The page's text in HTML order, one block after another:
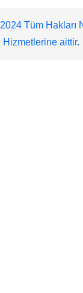
Tüm Hakları
Hizmetlerine aittir.